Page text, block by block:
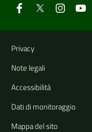
Link e
Privacy
Note legali
Accessibilità
Dati di monitoraggio
Mappa del sito